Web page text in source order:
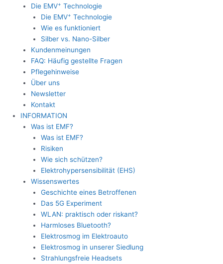
Die EMV+ Technologie
Die EMV+ Technologie
Wie es funktioniert
Silber vs. Nano-Silber
Kundenmeinungen
FAQ: Häufig gestellte Fragen
Pflegehinweise
Über uns
Newsletter
Kontakt
INFORMATION
Was ist EMF?
Was ist EMF?
Risiken
Wie sich schützen?
Elektrohypersensibilität (EHS)
Wissenswertes
Geschichte eines Betroffenen
Das 5G Experiment
WLAN: praktisch oder riskant?
Harmloses Bluetooth?
Elektrosmog im Elektroauto
Elektrosmog in unserer Siedlung
Strahlungsfreie Headsets